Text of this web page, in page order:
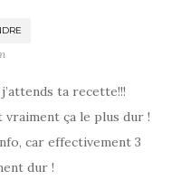
ta recette!!!
vraiment ça le plus dur !
car effectivement 3
dur !